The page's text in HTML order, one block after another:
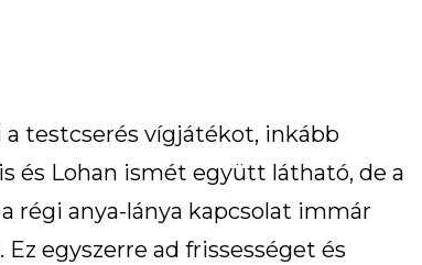
testcserés vígjátékot, inkább
és Lohan ismét együtt látható, de a
régi anya-lánya kapcsolat immár
egyszerre ad frissességet és